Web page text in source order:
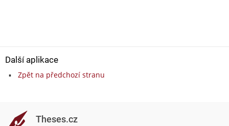
Další aplikace
Zpět na předchozí stranu
Theses.cz